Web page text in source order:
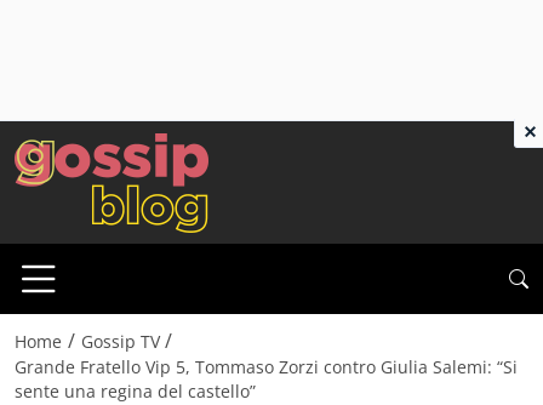
Home / Gossip TV /
Grande Fratello Vip 5, Tommaso Zorzi contro Giulia Salemi: “Si
sente una regina del castello”
×